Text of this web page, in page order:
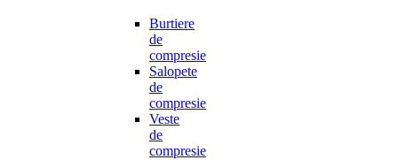
Burtiere
de
compresie
Salopete
de
compresie
Veste
de
compresie